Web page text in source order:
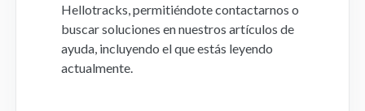
Hellotracks, permitiéndote contactarnos o
buscar soluciones en nuestros artículos de
ayuda, incluyendo el que estás leyendo
actualmente.